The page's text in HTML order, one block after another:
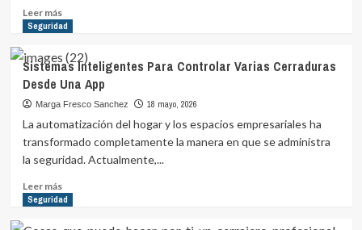
Leer másLeer
más
Manillas
Inteligentes
Para
Control
Y
Salidas
Seguridad
Sistemas Inteligentes Para Controlar Varias Cerraduras
Desde Una App
Marga Fresco Sanchez 18 mayo, 2026
La automatización del hogar y los espacios empresariales ha
transformado completamente la manera en que se administra
la seguridad. Actualmente,...
Leer másLeer
más
Seguridad